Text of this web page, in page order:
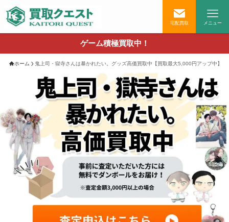
宅配買取 メニュー
ゲーム積極買取中！
ホーム 鬼上司・獄寺さんは暴かれたい。グッズ高価買取中【買取最大5,000円アップ中】